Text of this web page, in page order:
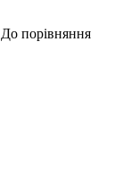
До порівняння